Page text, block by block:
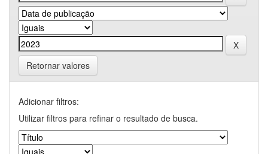
Retornar valores
Adicionar filtros:
Utilizar filtros para refinar o resultado de busca.